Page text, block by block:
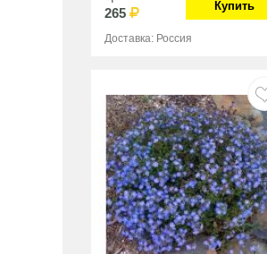
265 Купить
Доставка: Россия